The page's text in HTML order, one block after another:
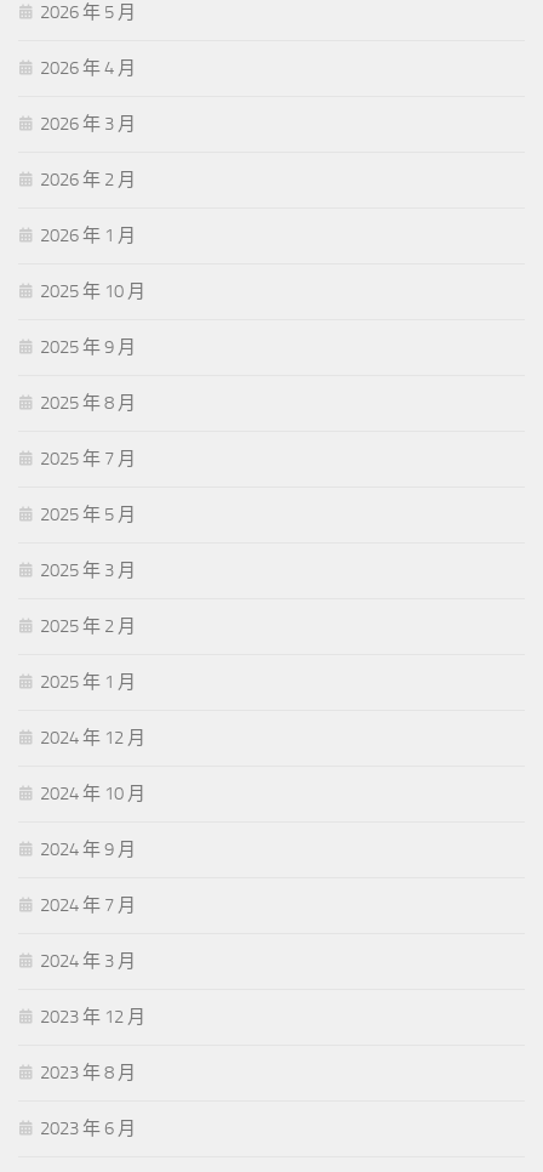
2026 年 5 月
2026 年 4 月
2026 年 3 月
2026 年 2 月
2026 年 1 月
2025 年 10 月
2025 年 9 月
2025 年 8 月
2025 年 7 月
2025 年 5 月
2025 年 3 月
2025 年 2 月
2025 年 1 月
2024 年 12 月
2024 年 10 月
2024 年 9 月
2024 年 7 月
2024 年 3 月
2023 年 12 月
2023 年 8 月
2023 年 6 月